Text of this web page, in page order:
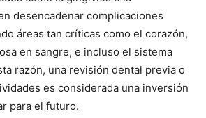
desencadenar complicaciones
áreas tan críticas como el corazón,
en sangre, e incluso el sistema
razón, una revisión dental previa o
es considerada una inversión
para el futuro.